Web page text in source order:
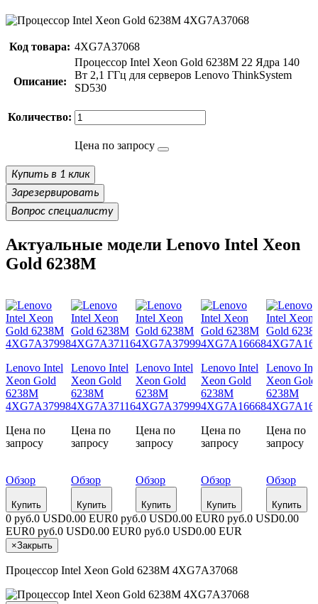
Код товара: 4XG7A37068
Описание:
Процессор Intel Xeon Gold 6238M 22 Ядра 140
Вт 2,1 ГГц для серверов Lenovo ThinkSystem
SD530
Количество:
Цена по запросу
Купить в 1 клик
Зарезервировать
Вопрос специалисту
Актуальные модели Lenovo Intel Xeon
Gold 6238M
Lenovo Intel
Xeon Gold
6238M
4XG7A37998
Цена по
запросу
Обзор
Купить
Lenovo Intel
Xeon Gold
6238M
4XG7A37116
Цена по
запросу
Обзор
Купить
Lenovo Intel
Xeon Gold
6238M
4XG7A37999
Цена по
запросу
Обзор
Купить
Lenovo Intel
Xeon Gold
6238M
4XG7A16668
Цена по
запросу
Обзор
Купить
Lenovo
Xeon Gold
6238M
Цена по
запросу
Обзор
Купить
0 руб.0 USD0.00 EUR0 руб.0 USD0.00 EUR0 руб.0 USD0.00
EUR0 руб.0 USD0.00 EUR0 руб.0 USD0.00 EUR
×Закрыть
Процессор Intel Xeon Gold 6238M 4XG7A37068